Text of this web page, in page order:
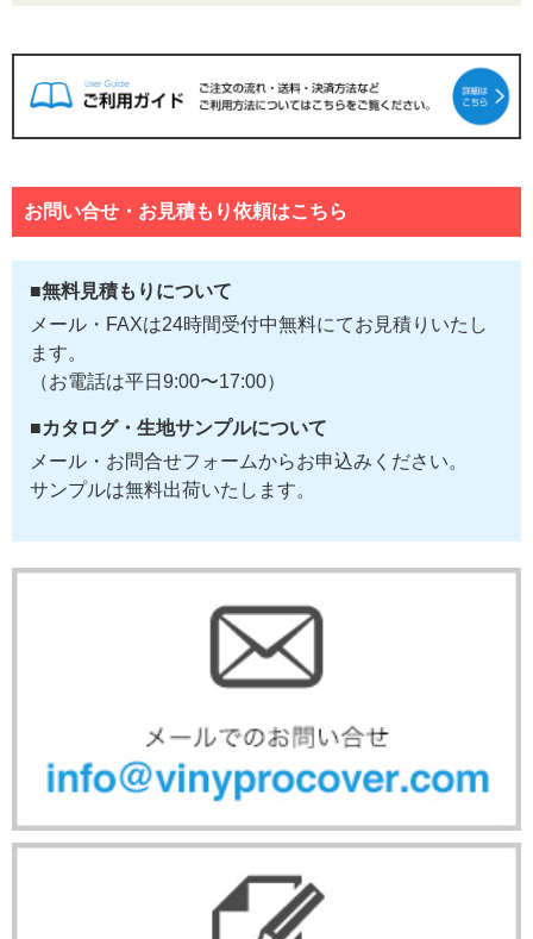
お問い合せ・お見積もり依頼はこちら
■無料見積もりについて
メール・FAXは24時間受付中無料にてお見積りいたし
ます。
（お電話は平日9:00〜17:00）
■カタログ・生地サンプルについて
メール・お問合せフォームからお申込みください。
サンプルは無料出荷いたします。